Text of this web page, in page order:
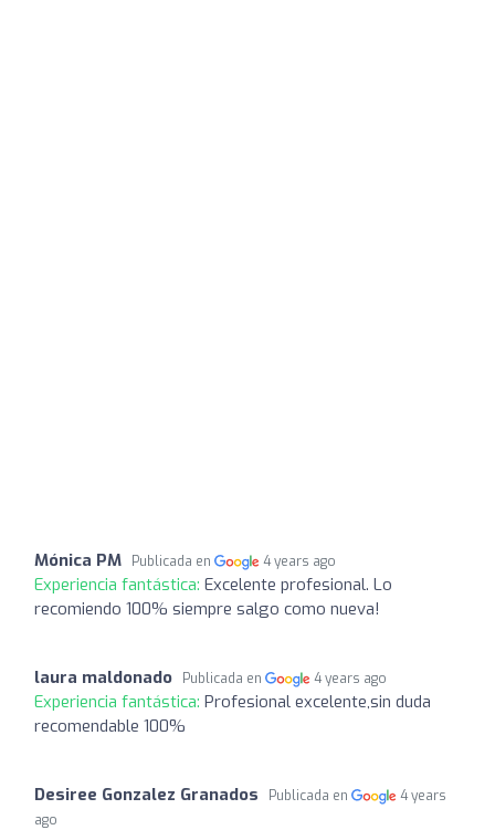
Mónica PM Publicada en 4 years ago
Experiencia fantástica: Excelente profesional. Lo
recomiendo 100% siempre salgo como nueva!
laura maldonado Publicada en 4 years ago
Experiencia fantástica: Profesional excelente,sin duda
recomendable 100%
Desiree Gonzalez Granados Publicada en
4 years
ago